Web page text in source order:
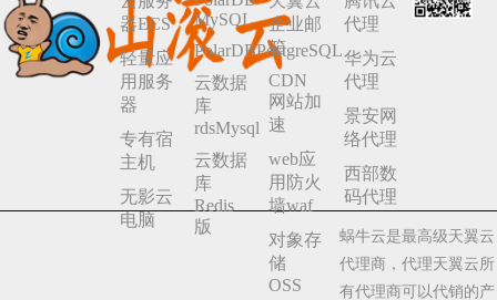
器ECS
轻量应
用服务
器
专有宿
主机
无影云
电脑
MySQL
PolarDBPostgreSQL
云数据
库
rdsMysql
云数据
库
Redis
版
企业邮
箱
CDN
网站加
速
web应
用防火
墙waf
对象存
储
OSS
代理
华为云
代理
景安网
络代理
西部数
码代理
蜗牛云是最高级天翼云
代理商，代理天翼云所
有代理商可以代销的产